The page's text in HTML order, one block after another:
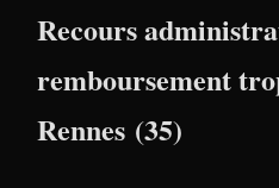
Recours
remboursement
Rennes (35)